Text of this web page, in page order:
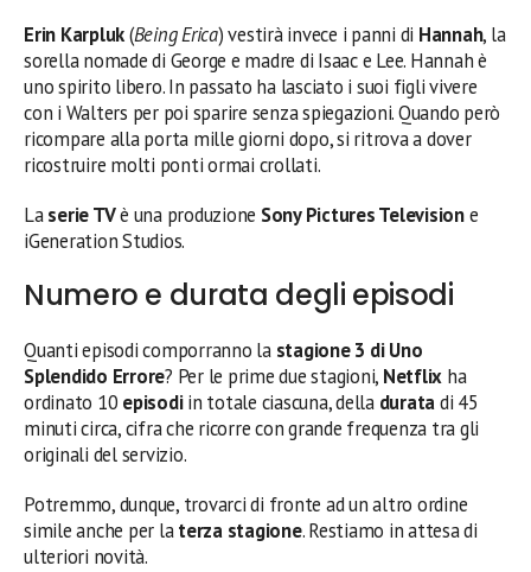
Erin Karpluk(Being Erica) vestirà invece i panni di Hannah, la
sorella nomade di George e madre di Isaac e Lee. Hannah è
uno spirito libero. In passato ha lasciato i suoi figli vivere
con i Walters per poi sparire senza spiegazioni. Quando però
ricompare alla porta mille giorni dopo, si ritrova a dover
ricostruire molti ponti ormai crollati.
Laserie TVè una produzione Sony Pictures Televisione
iGeneration Studios.
Numero e durata degli episodi
Quanti episodi comporranno la stagione 3 di Uno
Splendido Errore? Per le prime due stagioni, Netflix ha
ordinato 10 episodiin totale ciascuna, della duratadi 45
minuti circa, cifra che ricorre con grande frequenza tra gli
originali del servizio.
Potremmo, dunque, trovarci di fronte ad un altro ordine
simile anche per laterza stagione. Restiamo in attesa di
ulteriori novità.